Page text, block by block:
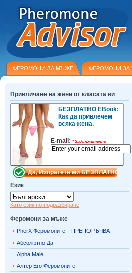
ФЕРОМОНИ ЗА МЪЖЕ ФЕРОМОНИ ЗА
Привличане на жени от класата ви
БЕЗПЛАТНО EBook:
Как да привлечем
всяка жена.
E-mail: *Задължително
Език
Като език по подразбиране
Феромони за мъже
PherX Феромоните – ПРЕПОРЪЧВА
Абсолютно Да
Alpha Male
Алтер Его Феромоните